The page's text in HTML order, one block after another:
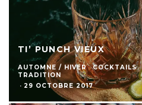
TI’ PUNCH VIEUX
AUTOMNE / HIVER COCKTAILS
TRADITION
· 29 OCTOBRE 2017